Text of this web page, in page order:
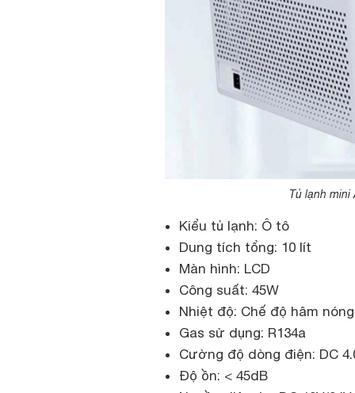
Tủ lạnh mini
Kiểu tủ lạnh: Ô tô
Dung tích tổng: 10 lít
Màn hình: LCD
Công suất: 45W
Nhiệt độ: Chế độ hâm
Gas sử dụng: R134a
Cường độ dòng điện: DC
Độ ồn: < 45dB